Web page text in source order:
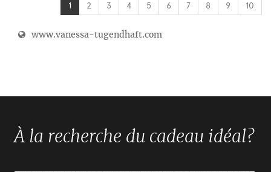
1 2 3 4 5 6 7 8 9 10
www.vanessa-tugendhaft.com
À la recherche du cadeau idéal?